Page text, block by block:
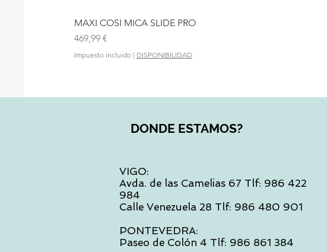
MAXI COSI MICA SLIDE PRO
Precio
469,99 €
Impuesto incluido | DISPONIBILIDAD
DONDE ESTAMOS?
VIGO:
Avda. de las Camelias 67 Tlf: 986 422
984
Calle Venezuela 28 Tlf: 986 480 901
PONTEVEDRA:
Paseo de Colón 4 Tlf: 986 861 384